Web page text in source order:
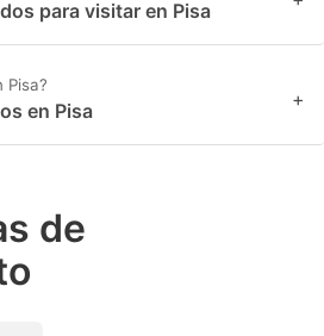
para visitar en Pisa
Pisa?
en Pisa +
de